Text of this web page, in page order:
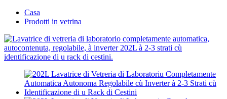
Casa
Prodotti in vetrina